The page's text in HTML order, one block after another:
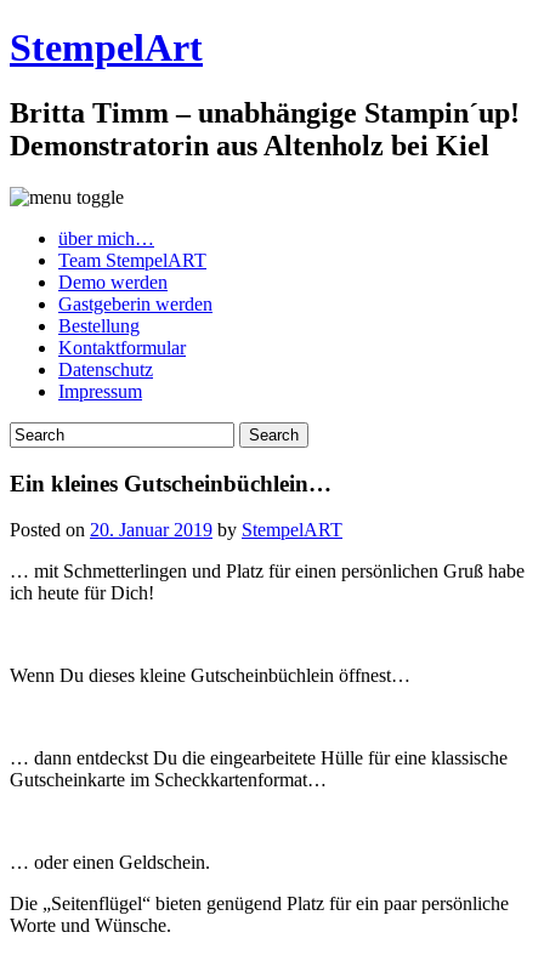
StempelArt
Britta Timm – unabhängige Stampin´up!
Demonstratorin aus Altenholz bei Kiel
über mich…
Team StempelART
Demo werden
Gastgeberin werden
Bestellung
Kontaktformular
Datenschutz
Impressum
Ein kleines Gutscheinbüchlein…
Posted on 20. Januar 2019 by StempelART
… mit Schmetterlingen und Platz für einen persönlichen Gruß habe
ich heute für Dich!
Wenn Du dieses kleine Gutscheinbüchlein öffnest…
… dann entdeckst Du die eingearbeitete Hülle für eine klassische
Gutscheinkarte im Scheckkartenformat…
… oder einen Geldschein.
Die „Seitenflügel“ bieten genügend Platz für ein paar persönliche
Worte und Wünsche.